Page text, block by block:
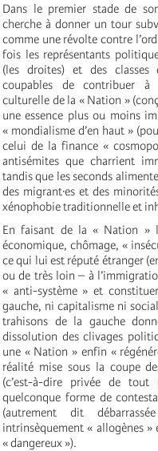
Dans le premier stade de
cherche à donner un tour
comme une révolte contre
fois les représentants
(les droites) et des classes
coupables de contribuer à
culturelle de la « Nation »
une essence plus ou moins
« mondialisme d’en haut »
celui de la finance «
antisémites que charrient
tandis que les seconds
des migrant·es et des
xénophobie traditionnelle et
En faisant de la « Nation »
économique, chômage, «
ce qui lui est réputé étranger
ou de très loin – à
« anti-système » et
gauche, ni capitalisme ni
trahisons de la gauche
dissolution des clivages
une « Nation » enfin «
réalité mise sous la coupe
(c’est-à-dire privée de tout
quelconque forme de
(autrement dit
intrinsèquement « allogènes
« dangereux »).